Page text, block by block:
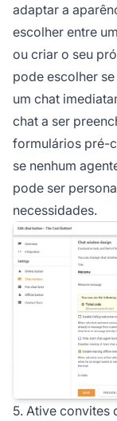
adaptar a
escolher entre
ou criar o seu
pode escolher
um chat
chat a ser
formulários pré-
se nenhum
pode ser
necessidades.
5. Ative convites